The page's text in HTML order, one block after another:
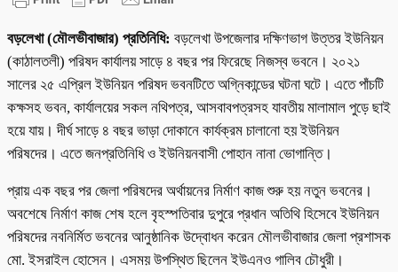
বড়লেখা (মৌলভীবাজার) প্রতিনিধি: বড়লেখা উপজেলার দক্ষিণভাগ উত্তর ইউনিয়ন
(কাঠালতলী) পরিষদ কার্যালয় সাড়ে ৪ বছর পর ফিরেছে নিজস্ব ভবনে। ২০২১
সালের ২৫ এপ্রিল ইউনিয়ন পরিষদ ভবনটিতে অগ্নিকান্ডের ঘটনা ঘটে। এতে পাঁচটি
কক্ষসহ ভবন, কার্যালয়ের সকল নথিপত্র, আসবাবপত্রসহ যাবতীয় মালামাল পুড়ে ছাই
হয়ে যায়। দীর্ঘ সাড়ে ৪ বছর ভাড়া দোকানে কার্যক্রম চালানো হয় ইউনিয়ন
পরিষদের। এতে জনপ্রতিনিধি ও ইউনিয়নবাসী পোহান নানা ভোগান্তি।
প্রায় এক বছর পর জেলা পরিষদের অর্থায়নের নির্মাণ কাজ শুরু হয় নতুন ভবনের।
অবশেষে নির্মাণ কাজ শেষ হলে বৃহস্পতিবার দুপুরে প্রধান অতিথি হিসেবে ইউনিয়ন
পরিষদের নবনির্মিত ভবনের আনুষ্ঠানিক উদ্বোধন করেন মৌলভীবাজার জেলা প্রশাসক
মো. ইসরাইল হোসেন। এসময় উপস্থিত ছিলেন ইউএনও গালিব চৌধুরী।